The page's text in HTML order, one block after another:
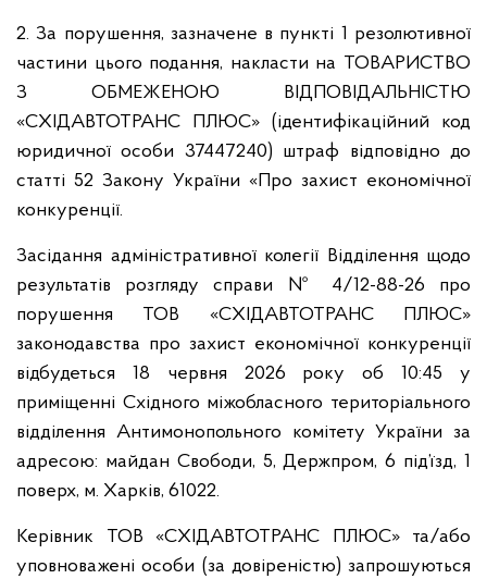
2. За порушення, зазначене в пункті 1 резолютивної
частини цього подання, накласти на ТОВАРИСТВО
З ОБМЕЖЕНОЮ ВІДПОВІДАЛЬНІСТЮ
«СХІДАВТОТРАНС ПЛЮС» (ідентифікаційний код
юридичної особи 37447240) штраф відповідно до
статті 52 Закону України «Про захист економічної
конкуренції.
Засідання адміністративної колегії Відділення щодо
результатів розгляду справи № 4/12-88-26 про
порушення ТОВ «СХІДАВТОТРАНС ПЛЮС»
законодавства про захист економічної конкуренції
відбудеться 18 червня 2026 року об 10:45 у
приміщенні Східного міжобласного територіального
відділення Антимонопольного комітету України за
адресою: майдан Свободи, 5, Держпром, 6 під’їзд, 1
поверх, м. Харків, 61022.
Керівник ТОВ «СХІДАВТОТРАНС ПЛЮС» та/або
уповноважені особи (за довіреністю) запрошуються